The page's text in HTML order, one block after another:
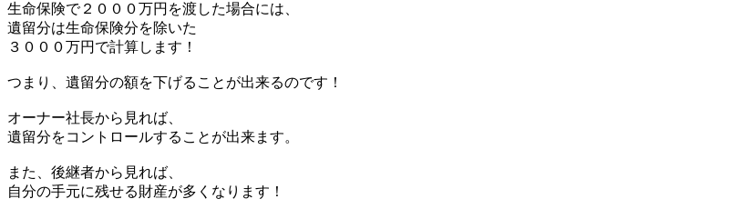
生命保険で２０００万円を渡した場合には、
遺留分は生命保険分を除いた
３０００万円で計算します！
つまり、遺留分の額を下げることが出来るのです！
オーナー社長から見れば、
遺留分をコントロールすることが出来ます。
また、後継者から見れば、
自分の手元に残せる財産が多くなります！